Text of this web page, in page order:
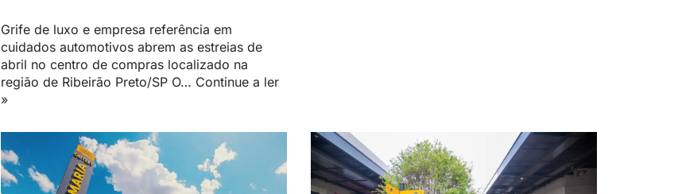
Grife de luxo e empresa referência em
cuidados automotivos abrem as estreias de
abril no centro de compras localizado na
região de Ribeirão Preto/SP O… Continue a ler
»